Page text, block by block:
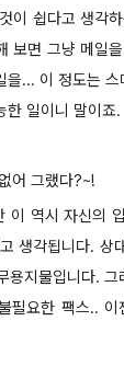
이 쉽다고 생각
보면 그냥 메일
을... 이 정도는
한 일이니 말이죠.
어 그랬다?~!
이 역시 자신의
생각됩니다. 상
용지물입니다.
필요한 팩스..